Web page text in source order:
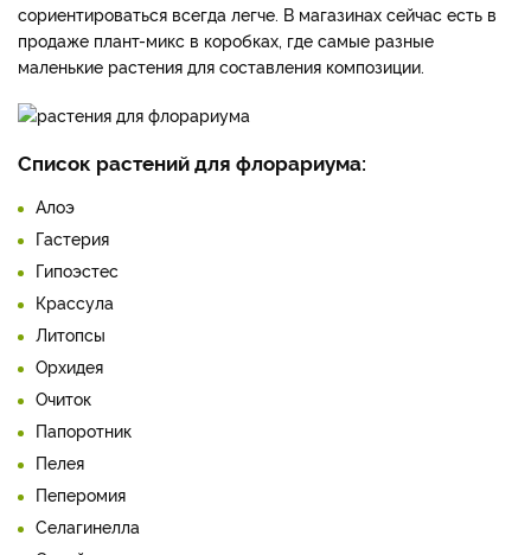
сориентироваться всегда легче. В магазинах сейчас есть в
продаже плант-микс в коробках, где самые разные
маленькие растения для составления композиции.
Список растений для флорариума:
Алоэ
Гастерия
Гипоэстес
Крассула
Литопсы
Орхидея
Очиток
Папоротник
Пелея
Пеперомия
Селагинелла